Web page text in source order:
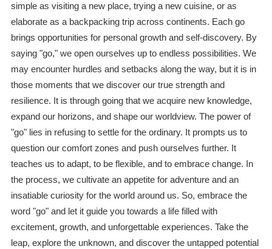
simple as visiting a new place, trying a new cuisine, or as
elaborate as a backpacking trip across continents. Each go
brings opportunities for personal growth and self-discovery. By
saying "go," we open ourselves up to endless possibilities. We
may encounter hurdles and setbacks along the way, but it is in
those moments that we discover our true strength and
resilience. It is through going that we acquire new knowledge,
expand our horizons, and shape our worldview. The power of
"go" lies in refusing to settle for the ordinary. It prompts us to
question our comfort zones and push ourselves further. It
teaches us to adapt, to be flexible, and to embrace change. In
the process, we cultivate an appetite for adventure and an
insatiable curiosity for the world around us. So, embrace the
word "go" and let it guide you towards a life filled with
excitement, growth, and unforgettable experiences. Take the
leap, explore the unknown, and discover the untapped potential